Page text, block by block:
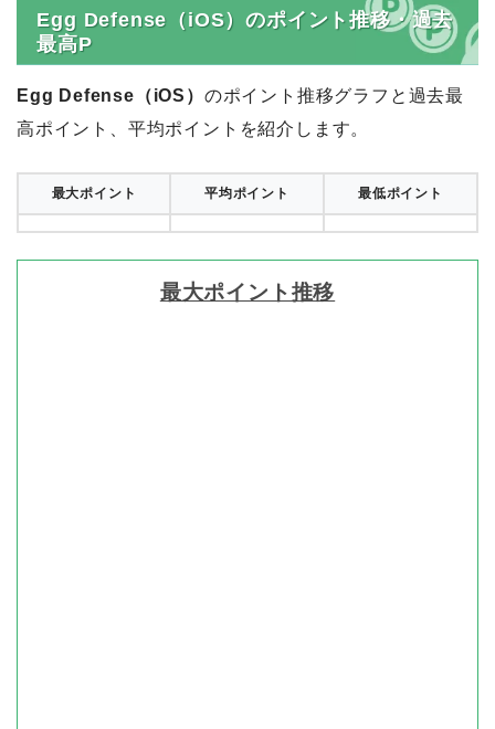
Egg Defense（iOS）のポイント推移・過去
最高P
Egg Defense（iOS） のポイント推移グラフと過去最
高ポイント、平均ポイントを紹介します。
最大ポイント 平均ポイント 最低ポイント
最大ポイント推移